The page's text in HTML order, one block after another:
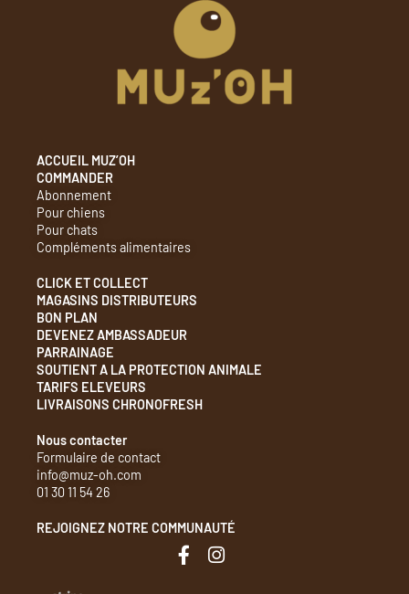
ACCUEIL MUZ’OH
COMMANDER
Abonnement
Pour chiens
Pour chats
Compléments alimentaires
CLICK ET COLLECT
MAGASINS DISTRIBUTEURS
BON PLAN
DEVENEZ AMBASSADEUR
PARRAINAGE
SOUTIENT A LA PROTECTION ANIMALE
TARIFS ELEVEURS​
LIVRAISONS CHRONOFRESH
Nous contacter
Formulaire de contact
info@muz-oh.com
01 30 11 54 26
REJOIGNEZ NOTRE COMMUNAUTÉ